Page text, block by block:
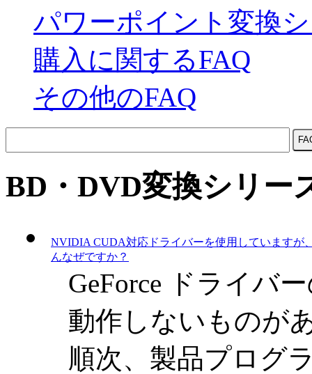
パワーポイント変換
購入に関するFAQ
その他のFAQ
BD・DVD変換シリー
NVIDIA CUDA対応ドライバーを使用していますが
んなぜですか？
GeForce ドライバ
動作しないものが
順次、製品プログ